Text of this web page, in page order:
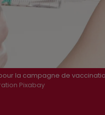
la campagne de
Pixabay